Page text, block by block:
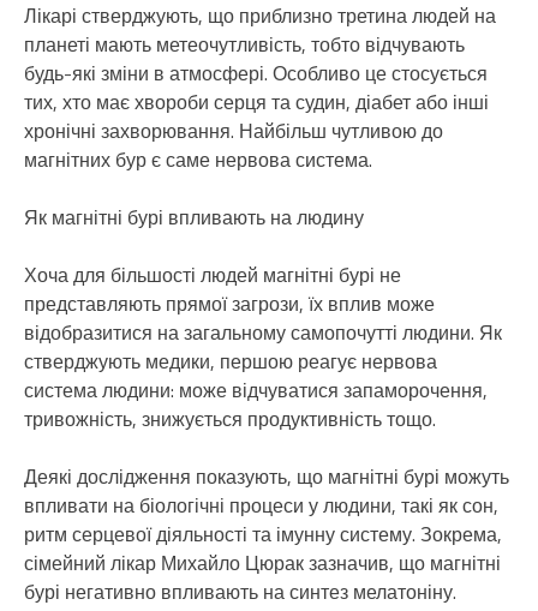
Лікарі стверджують, що приблизно третина людей на
планеті мають метеочутливість, тобто відчувають
будь-які зміни в атмосфері. Особливо це стосується
тих, хто має хвороби серця та судин, діабет або інші
хронічні захворювання. Найбільш чутливою до
магнітних бур є саме нервова система.
Як магнітні бурі впливають на людину
Хоча для більшості людей магнітні бурі не
представляють прямої загрози, їх вплив може
відобразитися на загальному самопочутті людини. Як
стверджують медики, першою реагує нервова
система людини: може відчуватися запаморочення,
тривожність, знижується продуктивність тощо.
Деякі дослідження показують, що магнітні бурі можуть
впливати на біологічні процеси у людини, такі як сон,
ритм серцевої діяльності та імунну систему. Зокрема,
сімейний лікар Михайло Цюрак зазначив, що магнітні
бурі негативно впливають на синтез мелатоніну.